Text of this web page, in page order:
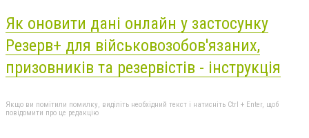
Як оновити дані онлайн у застосунку
Резерв+ для військовозобов'язаних,
призовників та резервістів - інструкція
Якщо ви помітили помилку, виділіть необхідний текст і натисніть Ctrl + Enter, щоб
повідомити про це редакцію